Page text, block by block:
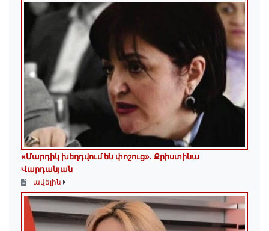
«Մարդիկ խեղդվում են փոշուց»․ Քրիստինա
Վարդանյան
ավելին